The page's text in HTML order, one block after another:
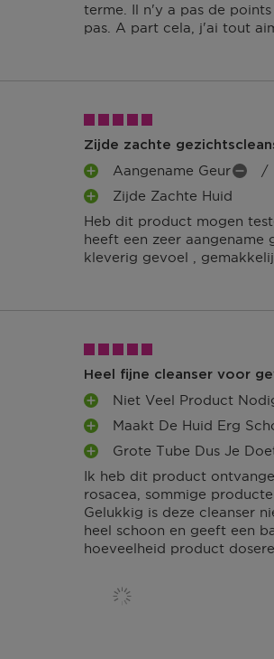
terme. Il n'y a pas de
pas. A part cela, j'ai tout
Zijde zachte
Heb dit product mogen
heeft een zeer aangename
kleverig gevoel ,
P
L
U
S
P
N
Aangename Geur
P
L
U
S
N
E
Zijde Zachte Huid
M
/
Heel fijne cleanser voor
Ik heb dit product
rosacea, sommige
Gelukkig is deze cleanser
heel schoon en geeft een
hoeveelheid product
P
L
U
S
P
U
N
T
E
Niet Veel Product
P
L
U
P
U
N
Maakt De Huid Erg
P
L
U
S
P
U
Grote Tube Dus Je